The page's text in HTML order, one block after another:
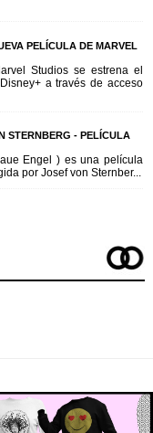
PELÍCULA DE MARVEL
Studios se estrena el
a través de acceso
STERNBERG - PELÍCULA
Engel ) es una película
por Josef von Sternber...